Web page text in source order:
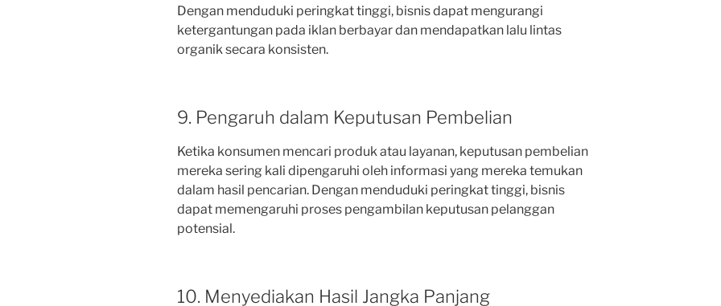
Dengan menduduki peringkat tinggi, bisnis dapat mengurangi
ketergantungan pada iklan berbayar dan mendapatkan lalu lintas
organik secara konsisten.
9. Pengaruh dalam Keputusan Pembelian
Ketika konsumen mencari produk atau layanan, keputusan pembelian
mereka sering kali dipengaruhi oleh informasi yang mereka temukan
dalam hasil pencarian. Dengan menduduki peringkat tinggi, bisnis
dapat memengaruhi proses pengambilan keputusan pelanggan
potensial.
10. Menyediakan Hasil Jangka Panjang